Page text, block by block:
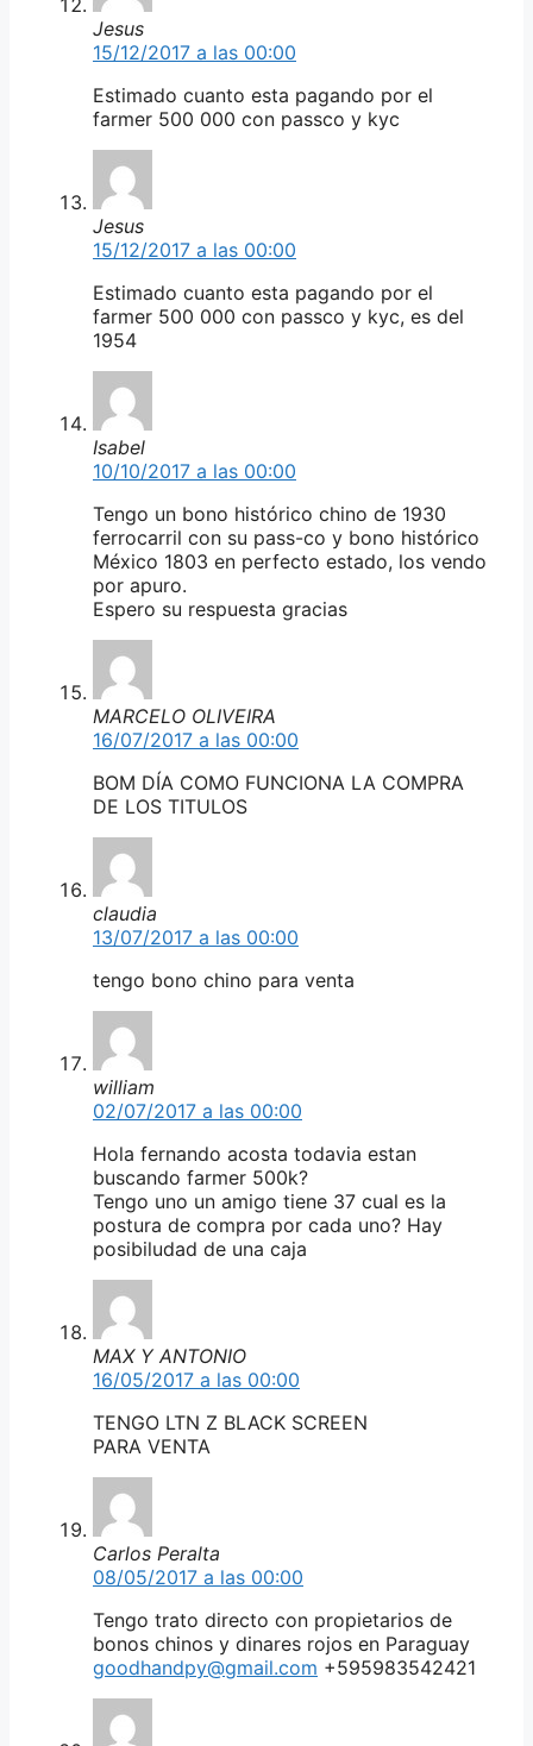
Jesus
15/12/2017 a las 00:00
Estimado cuanto esta pagando por el
farmer 500 000 con passco y kyc
Jesus
15/12/2017 a las 00:00
Estimado cuanto esta pagando por el
farmer 500 000 con passco y kyc, es del
1954
Isabel
10/10/2017 a las 00:00
Tengo un bono histórico chino de 1930
ferrocarril con su pass-co y bono histórico
México 1803 en perfecto estado, los vendo
por apuro.
Espero su respuesta gracias
MARCELO OLIVEIRA
16/07/2017 a las 00:00
BOM DÍA COMO FUNCIONA LA COMPRA
DE LOS TITULOS
claudia
13/07/2017 a las 00:00
tengo bono chino para venta
william
02/07/2017 a las 00:00
Hola fernando acosta todavia estan
buscando farmer 500k?
Tengo uno un amigo tiene 37 cual es la
postura de compra por cada uno? Hay
posibiludad de una caja
MAX Y ANTONIO
16/05/2017 a las 00:00
TENGO LTN Z BLACK SCREEN
PARA VENTA
Carlos Peralta
08/05/2017 a las 00:00
Tengo trato directo con propietarios de
bonos chinos y dinares rojos en Paraguay
goodhandpy@gmail.com +595983542421